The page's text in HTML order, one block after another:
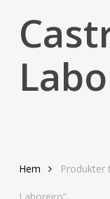
Hem Produkter